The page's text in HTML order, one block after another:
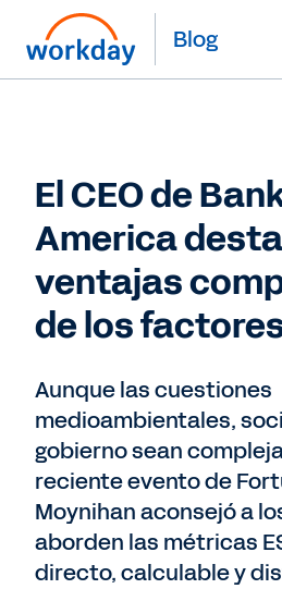
Blog
El CEO de
America
ventajas
de los
Aunque las cuestiones
medioambientales,
gobierno sean
reciente evento de
Moynihan aconsejó a
aborden las métricas
directo, calculable y